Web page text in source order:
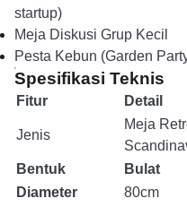
startup)
Meja Diskusi Grup Kecil
Pesta Kebun (Garden
Spesifikasi Teknis
Fitur Detail
Jenis
Meja
Bentuk
Bulat
Diameter
80cm